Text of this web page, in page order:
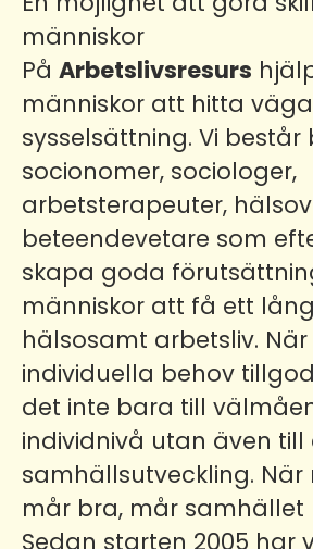
människor
På Arbetslivsresurs
människor att hitta
sysselsättning. Vi består
socionomer, sociologer,
arbetsterapeuter,
beteendevetare som
skapa goda
människor att få ett
hälsosamt arbetsliv. När
individuella behov
det inte bara till
individnivå utan även till
samhällsutveckling. När
mår bra, mår samhället
Sedan starten 2005 har